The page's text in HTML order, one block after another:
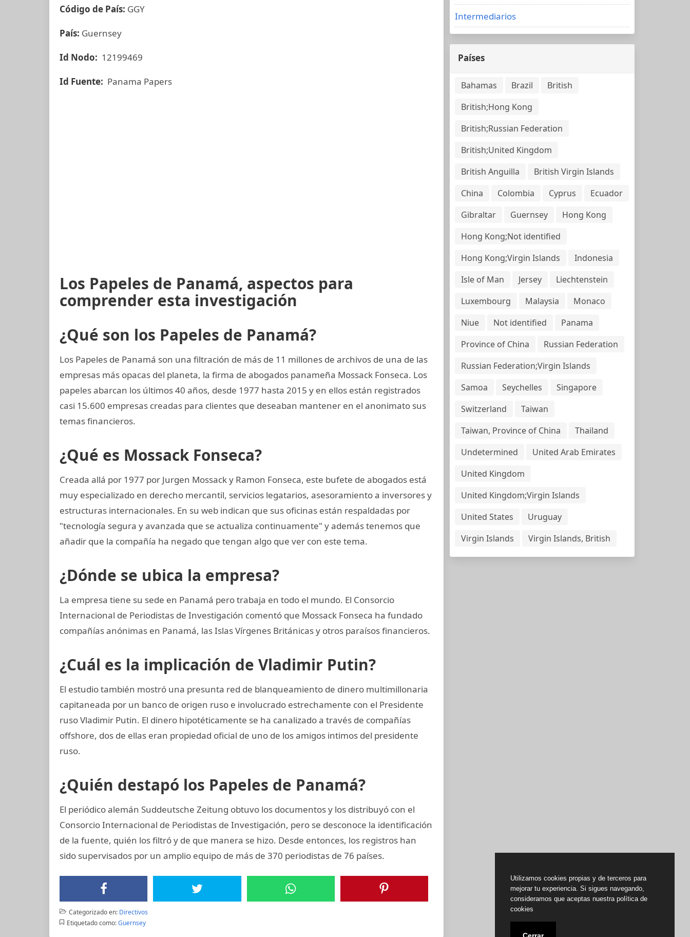
Código de País: GGY
País: Guernsey
Id Nodo: 12199469
Id Fuente: Panama Papers
Los Papeles de Panamá, aspectos para
comprender esta investigación
¿Qué son los Papeles de Panamá?
Los Papeles de Panamá son una filtración de más de 11 millones de archivos de una de las
empresas más opacas del planeta, la firma de abogados panameña Mossack Fonseca. Los
papeles abarcan los últimos 40 años, desde 1977 hasta 2015 y en ellos están registrados
casi 15.600 empresas creadas para clientes que deseaban mantener en el anonimato sus
temas financieros.
¿Qué es Mossack Fonseca?
Creada allá por 1977 por Jurgen Mossack y Ramon Fonseca, este bufete de abogados está
muy especializado en derecho mercantil, servicios legatarios, asesoramiento a inversores y
estructuras internacionales. En su web indican que sus oficinas están respaldadas por
"tecnología segura y avanzada que se actualiza continuamente" y además tenemos que
añadir que la compañía ha negado que tengan algo que ver con este tema.
¿Dónde se ubica la empresa?
La empresa tiene su sede en Panamá pero trabaja en todo el mundo. El Consorcio
Internacional de Periodistas de Investigación comentó que Mossack Fonseca ha fundado
compañías anónimas en Panamá, las Islas Vírgenes Británicas y otros paraísos financieros.
¿Cuál es la implicación de Vladimir Putin?
El estudio también mostró una presunta red de blanqueamiento de dinero multimillonaria
capitaneada por un banco de origen ruso e involucrado estrechamente con el Presidente
ruso Vladimir Putin. El dinero hipotéticamente se ha canalizado a través de compañías
offshore, dos de ellas eran propiedad oficial de uno de los amigos intimos del presidente
ruso.
¿Quién destapó los Papeles de Panamá?
El periódico alemán Suddeutsche Zeitung obtuvo los documentos y los distribuyó con el
Consorcio Internacional de Periodistas de Investigación, pero se desconoce la identificación
de la fuente, quién los filtró y de que manera se hizo. Desde entonces, los registros han
sido supervisados por un amplio equipo de más de 370 periodistas de 76 países.
Categorizado en: Directivos
Etiquetado como: Guernsey
Intermediarios
Países
Bahamas Brazil
British
British;Hong Kong
British;Russian Federation
British;United Kingdom
British Anguilla
British Virgin Islands
China
Colombia Cyprus
Ecuador
Gibraltar
Guernsey
Hong Kong
Hong Kong;Not identified
Hong Kong;Virgin Islands
Indonesia
Isle of Man
Jersey
Liechtenstein
Luxembourg
Malaysia
Monaco
Niue
Not identified
Panama
Province of China
Russian Federation
Russian Federation;Virgin Islands
Samoa
Seychelles
Singapore
Switzerland
Taiwan
Taiwan, Province of China
Thailand
Undetermined
United Arab Emirates
United Kingdom
United Kingdom;Virgin Islands
United States
Uruguay
Virgin Islands
Virgin Islands, British
Utilizamos cookies propias y de terceros para
mejorar tu experiencia. Si sigues navegando,
consideramos que aceptas nuestra política de
cookies